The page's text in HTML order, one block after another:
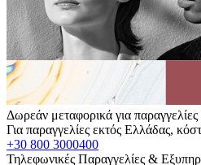
Δωρεάν μεταφορικά για
Για παραγγελίες εκτός Ελλάδας,
+30 800 3000400
Τηλεφωνικές Παραγγελίες &